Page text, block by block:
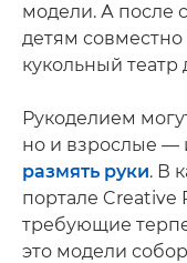
модели. А после
детям
кукольный театр
Рукоделием
но и взрослые —
размять руки. В
портале
требующие
это модели